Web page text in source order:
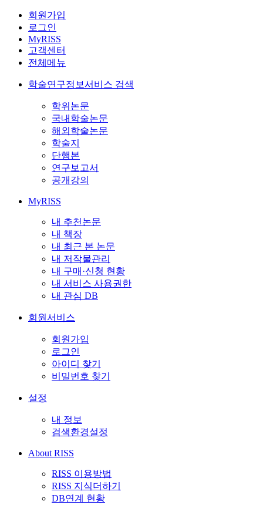
회원가입
로그인
MyRISS
고객센터
전체메뉴
학술연구정보서비스 검색
학위논문
국내학술논문
해외학술논문
학술지
단행본
연구보고서
공개강의
MyRISS
내 추천논문
내 책장
내 최근 본 논문
내 저작물관리
내 구매·신청 현황
내 서비스 사용권한
내 관심 DB
회원서비스
회원가입
로그인
아이디 찾기
비밀번호 찾기
설정
내 정보
검색환경설정
About RISS
RISS 이용방법
RISS 지식더하기
DB연계 현황